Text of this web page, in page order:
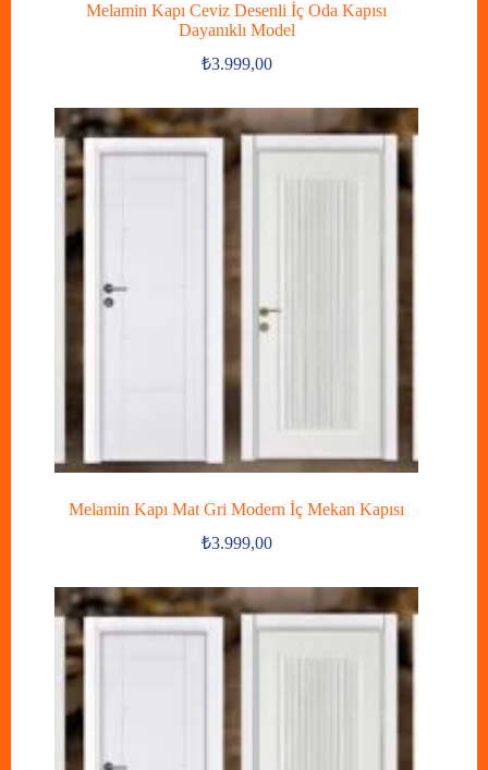
Melamin Kapı Ceviz Desenli İç Oda Kapısı
Dayanıklı Model
₺3.999,00
Melamin Kapı Mat Gri Modern İç Mekan Kapısı
₺3.999,00